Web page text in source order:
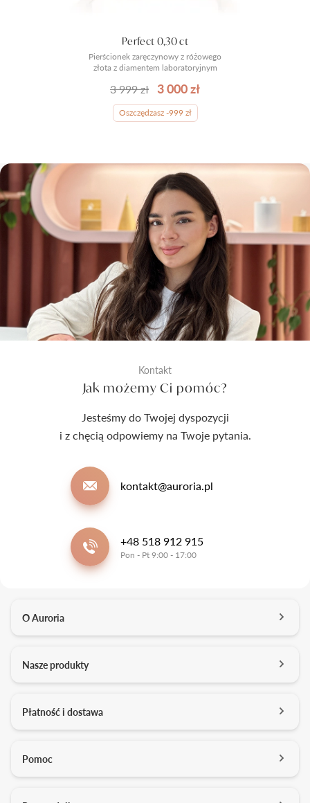
Pierścionek zaręczynowy z różowego
złota z diamentem laboratoryjnym
Perfect 0,30 ct
3 999 zł 3 000 zł
Oszczędzasz -999 zł
Kontakt
Jak możemy Ci pomóc?
Jesteśmy do Twojej dyspozycji
i z chęcią odpowiemy na Twoje pytania.
kontakt@auroria.pl
+48 518 912 915
Pon - Pt 9:00 - 17:00
O Auroria
Kontakt
Kariera
Studio projektowe
Nasze produkty
Obrączki ślubne
Usługi dodatkowe
Płatność i dostawa
Formy płatności
Pomoc